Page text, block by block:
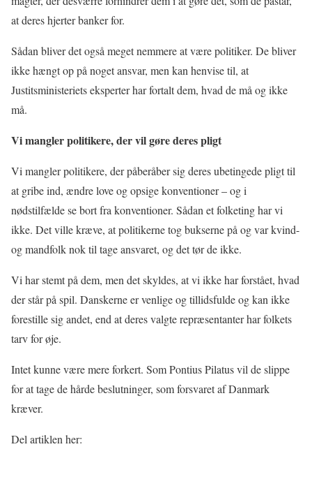
at deres hjerter banker for.
Sådan bliver det også meget nemmere at være politiker. De bliver
ikke hængt op på noget ansvar, men kan henvise til, at
Justitsministeriets eksperter har fortalt dem, hvad de må og ikke
må.
Vi mangler politikere, der vil gøre deres pligt
Vi mangler politikere, der påberåber sig deres ubetingede pligt til
at gribe ind, ændre love og opsige konventioner – og i
nødstilfælde se bort fra konventioner. Sådan et folketing har vi
ikke. Det ville kræve, at politikerne tog bukserne på og var kvind-
og mandfolk nok til tage ansvaret, og det tør de ikke.
Vi har stemt på dem, men det skyldes, at vi ikke har forstået, hvad
der står på spil. Danskerne er venlige og tillidsfulde og kan ikke
forestille sig andet, end at deres valgte repræsentanter har folkets
tarv for øje.
Intet kunne være mere forkert. Som Pontius Pilatus vil de slippe
for at tage de hårde beslutninger, som forsvaret af Danmark
kræver.
Del artiklen her: